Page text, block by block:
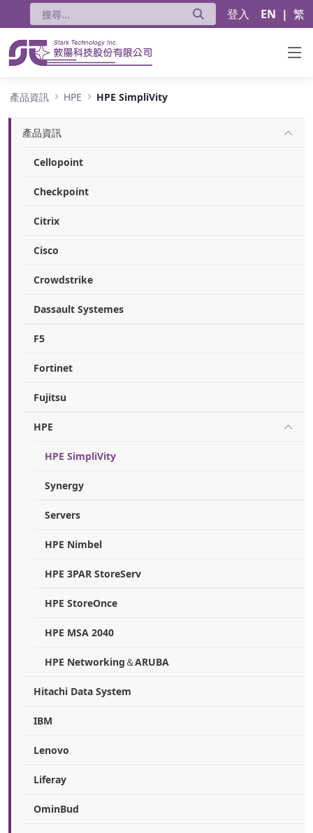
登入 EN | 繁
產品資訊 HPE HPE SimpliVity
產品資訊
Cellopoint
Checkpoint
Citrix
Cisco
Crowdstrike
Dassault Systemes
F5
Fortinet
Fujitsu
HPE
HPE SimpliVity
Synergy
Servers
HPE Nimbel
HPE 3PAR StoreServ
HPE StoreOnce
HPE MSA 2040
HPE Networking＆ARUBA
Hitachi Data System
IBM
Lenovo
Liferay
OminBud